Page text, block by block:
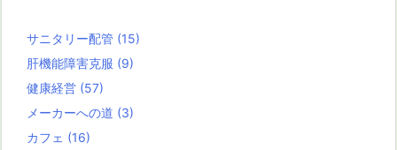
サニタリー配管 (15)
肝機能障害克服 (9)
健康経営 (57)
メーカーへの道 (3)
カフェ (16)